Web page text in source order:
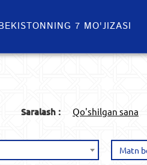
7 MO'JIZASI
Saralash : Qo'shilgan sana